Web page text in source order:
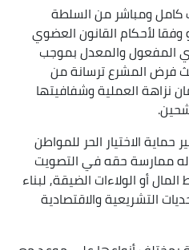
ومباشر من السلطة
لأحكام القانون العضوي
المفعول والمعدل بموجب
فرض المشرع ترسانة من
نزاهة العملية وشفافيتها
الاختيار الحر للمواطن
له ممارسة حقه في التصويت
أو الولاءات الضيقة, لبناء
التشريعية والاقتصادية